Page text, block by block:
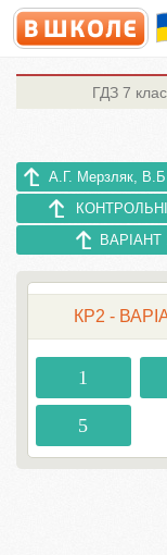
ГДЗ 7 клас
А.Г. Мерзляк,
ВАРІАНТ
КР2 -
1
5